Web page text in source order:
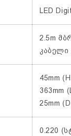
LED
2.5m
კაბელი
45mm
363mm
25mm
0.220